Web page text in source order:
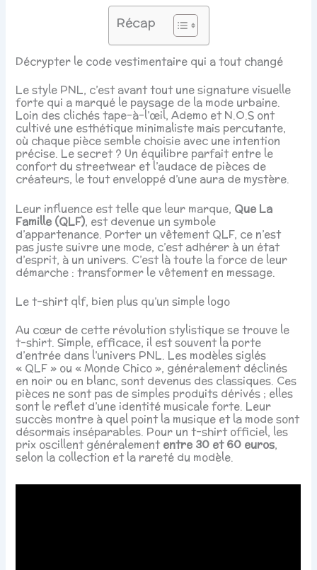
Récap
Décrypter le code vestimentaire qui a tout changé
Le style PNL, c’est avant tout une signature visuelle
forte qui a marqué le paysage de la mode urbaine.
Loin des clichés tape-à-l’œil, Ademo et N.O.S ont
cultivé une esthétique minimaliste mais percutante,
où chaque pièce semble choisie avec une intention
précise. Le secret ? Un équilibre parfait entre le
confort du streetwear et l’audace de pièces de
créateurs, le tout enveloppé d’une aura de mystère.
Leur influence est telle que leur marque, Que La
Famille (QLF), est devenue un symbole
d’appartenance. Porter un vêtement QLF, ce n’est
pas juste suivre une mode, c’est adhérer à un état
d’esprit, à un univers. C’est là toute la force de leur
démarche : transformer le vêtement en message.
Le t-shirt qlf, bien plus qu’un simple logo
Au cœur de cette révolution stylistique se trouve le
t-shirt. Simple, efficace, il est souvent la porte
d’entrée dans l’univers PNL. Les modèles siglés
« QLF » ou « Monde Chico », généralement déclinés
en noir ou en blanc, sont devenus des classiques. Ces
pièces ne sont pas de simples produits dérivés ; elles
sont le reflet d’une identité musicale forte. Leur
succès montre à quel point la musique et la mode sont
désormais inséparables. Pour un t-shirt officiel, les
prix oscillent généralemententre 30 et 60 euros,
selon la collection et la rareté du modèle.